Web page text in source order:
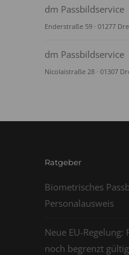
dm Passbildservice
Enderstraße 59 · 01277
dm Passbildservice
Nicolaistraße 28 · 01307
Ratgeber
Biometrisches
Personalausweis
Neue EU-
noch begrenzt gültig